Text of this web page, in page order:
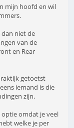
mijn hoofd en wil
dan niet de
van de
en Rear
getoetst
iemand is die
zijn.
omdat je veel
welke je per